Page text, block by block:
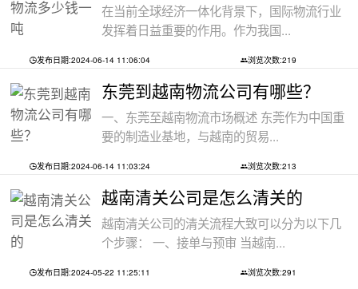
在当前全球经济一体化背景下，国际物流行业
发挥着日益重要的作用。作为我国...
发布日期:2024-06-14 11:06:04 浏览次数:219
东莞到越南物流公司有哪些？
一、东莞至越南物流市场概述 东莞作为中国重
要的制造业基地，与越南的贸易...
发布日期:2024-06-14 11:03:24 浏览次数:213
越南清关公司是怎么清关的
越南清关公司的清关流程大致可以分为以下几
个步骤： 一、接单与预审 当越南...
发布日期:2024-05-22 11:25:11 浏览次数:291